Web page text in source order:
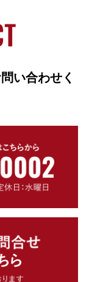
い合わせく